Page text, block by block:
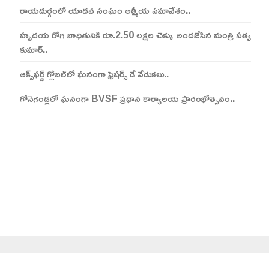
రాయదుర్గంలో యాదవ సంఘం ఆత్మీయ సమావేశం..
హృదయ రోగ బాధితునికి రూ.2.50 లక్షల చెక్కు అందజేసిన మంత్రి సత్య
కుమార్..
ఆక్స్‌ఫర్డ్ గ్లోబల్‌లో ఘనంగా ఫ్రెషర్స్ డే వేడుకలు..
గోనెగండ్లలో ఘనంగా BVSF ప్రధాన కార్యాలయ ప్రారంభోత్సవం..